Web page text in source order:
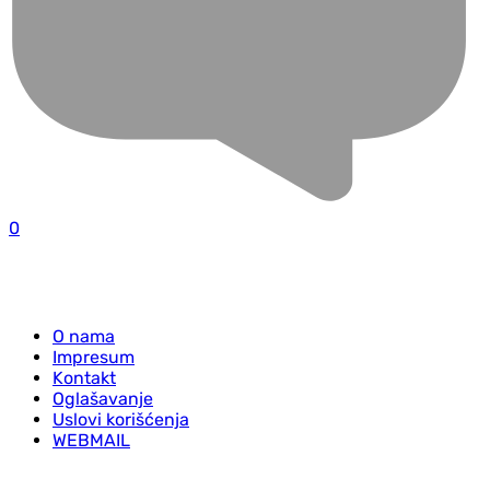
0
O nama
Impresum
Kontakt
Oglašavanje
Uslovi korišćenja
WEBMAIL